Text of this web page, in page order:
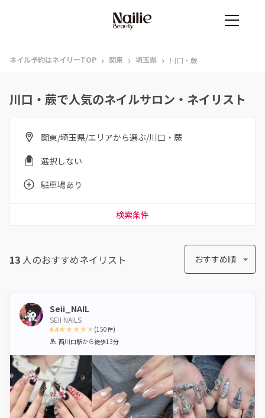
ネイル予約はネイリーTOP › 関東 › 埼玉県 › 川口・蕨
川口・蕨で人気のネイルサロン・ネイリスト
関東/埼玉県/エリアから選ぶ/川口・蕨
選択しない
駐車場あり
検索条件
13 人のおすすめネイリスト おすすめ順
Seii_NAIL
SEII NAILS
4.4
1 2 3 4 5
(150件)
西川口駅から徒歩13分